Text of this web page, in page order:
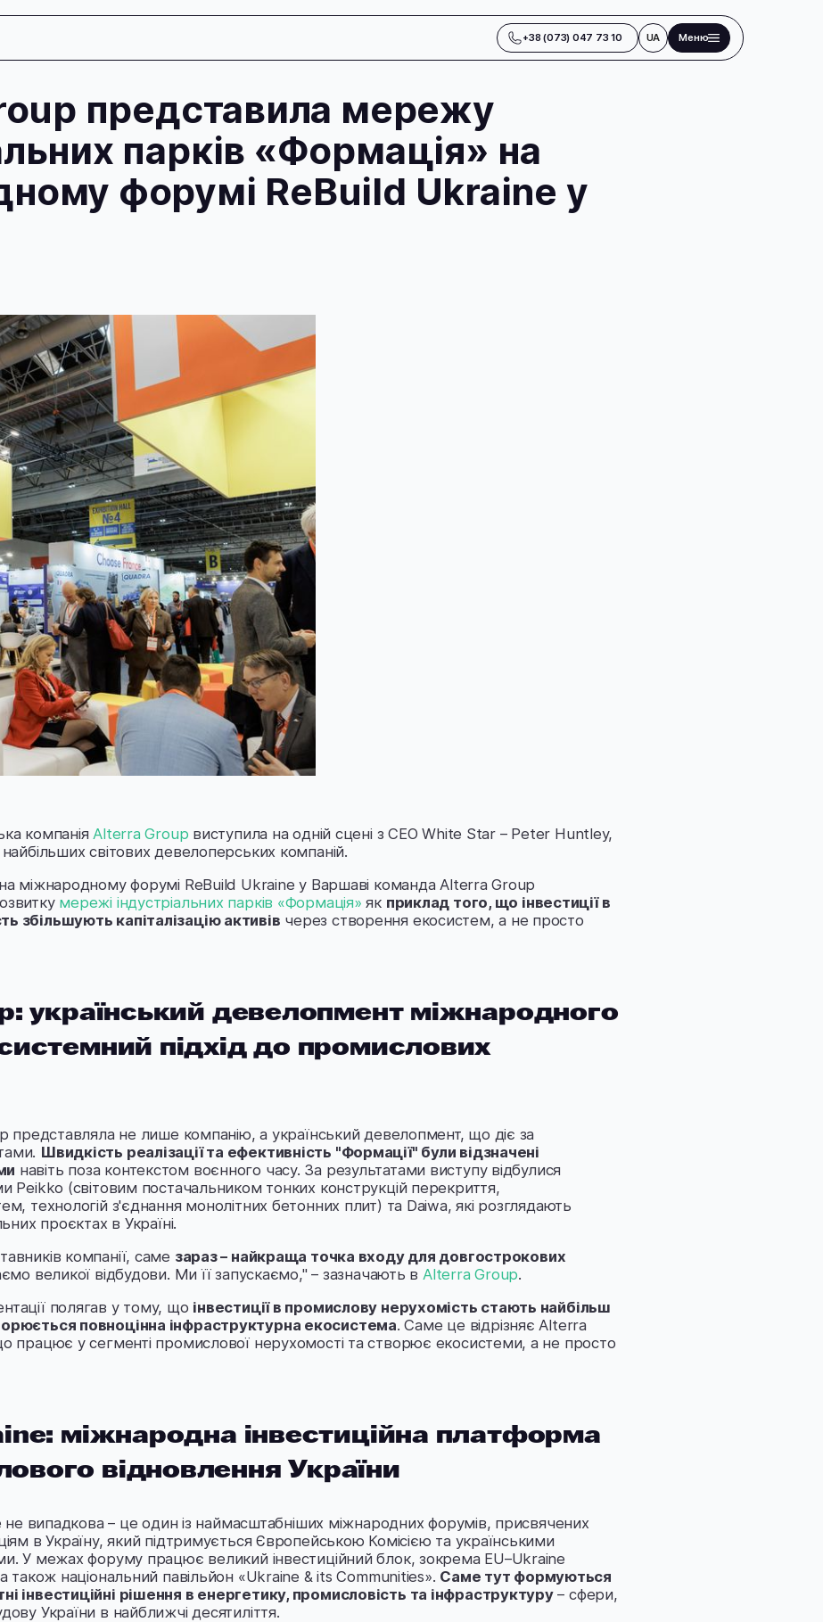
+38 (073) 047 73 10 UA Меню
представила мережу
парків «Формація» на
форумі ReBuild Ukraine у
компаніяAlterra Group виступила на одній сцені з CEO White Star – Peter Huntley,
світових девелоперських компаній.
міжнародному форумі ReBuild Ukraine у Варшаві команда Alterra Group
мережі індустріальних парків «Формація» як приклад того, що інвестиції в
збільшують капіталізацію активів через створення екосистем, а не просто
український девелопмент міжнародного
підхід до промислових
представляла не лише компанію, а український девелопмент, що діє за
Швидкість реалізації та ефективність "Формації" були відзначені
навіть поза контекстом воєнного часу. За результатами виступу відбулися
Peikko (світовим постачальником тонких конструкцій перекриття,
технологій з'єднання монолітних бетонних плит) та Daiwa, які розглядають
проєктах в Україні.
компанії, саме зараз – найкраща точка входу для довгострокових
великої відбудови. Ми її запускаємо," – зазначають в Alterra Group.
полягав у тому, що інвестиції в промислову нерухомість стають найбільш
повноцінна інфраструктурна екосистема. Саме це відрізняє Alterra
працює у сегменті промислової нерухомості та створює екосистеми, а не просто
міжнародна інвестиційна платформа
відновлення України
випадкова – це один із наймасштабніших міжнародних форумів, присвячених
в Україну, який підтримується Європейською Комісією та українськими
У межах форуму працює великий інвестиційний блок, зокрема EU–Ukraine
національний павільйон «Ukraine & its Communities». Саме тут формуються
інвестиційні рішення в енергетику, промисловість та інфраструктуру– сфери,
України в найближчі десятиліття.